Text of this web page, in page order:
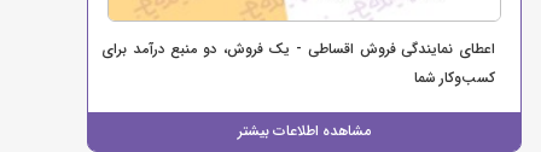
اعطای نمایندگی فروش اقساطی - یک فروش، دو منبع درآمد برای
کسب‌وکار شما
مشاهده اطلاعات بیشتر